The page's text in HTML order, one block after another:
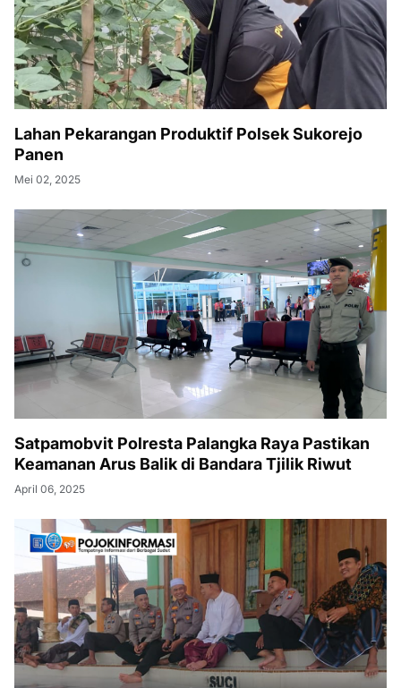
Lahan Pekarangan Produktif Polsek Sukorejo
Panen
Mei 02, 2025
Satpamobvit Polresta Palangka Raya Pastikan
Keamanan Arus Balik di Bandara Tjilik Riwut
April 06, 2025